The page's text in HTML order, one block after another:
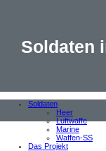
Soldaten
Soldaten
Heer
Luftwaffe
Marine
Waffen-SS
Das Projekt